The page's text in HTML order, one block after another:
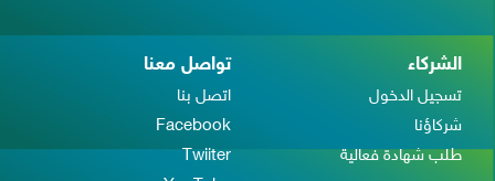
الشركاء
تسجيل الدخول
شركاؤنا
طلب شهادة فعالية
تواصل معنا
اتصل بنا
Facebook
Twiiter